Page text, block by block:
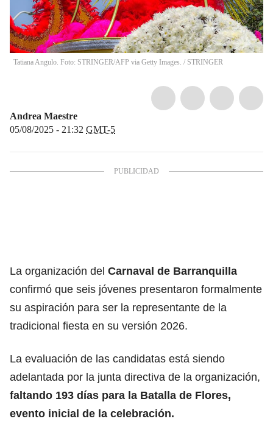
Tatiana Angulo. Foto: STRINGER/AFP via Getty Images. / STRINGER
Andrea Maestre
05/08/2025 - 21:32 GMT-5
La organización del Carnaval de Barranquilla
confirmó que seis jóvenes presentaron formalmente
su aspiración para ser la representante de la
tradicional fiesta en su versión 2026.
La evaluación de las candidatas está siendo
adelantada por la junta directiva de la organización,
faltando 193 días para la Batalla de Flores,
evento inicial de la celebración.